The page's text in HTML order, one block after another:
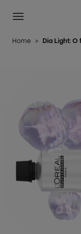
L'Oréal
Site Menu
Home > Dia Light: O